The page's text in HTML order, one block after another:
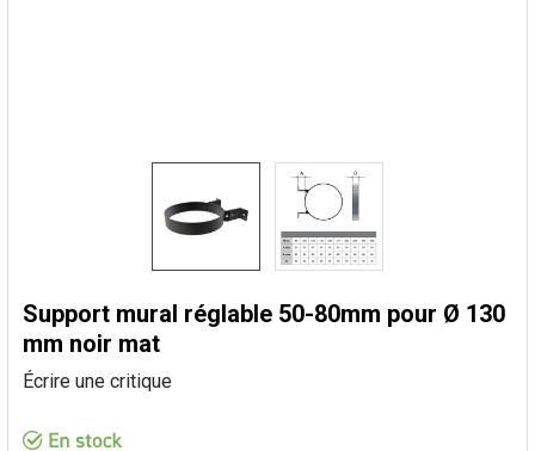
Support mural réglable 50-80mm pour Ø 130
mm noir mat
Écrire une critique